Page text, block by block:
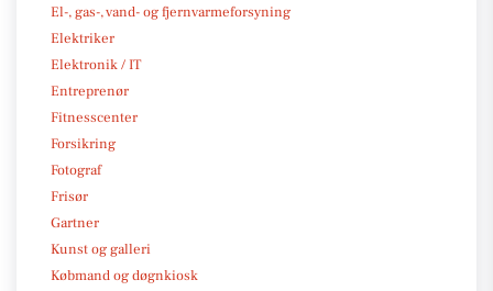
El-, gas-, vand- og fjernvarmeforsyning
Elektriker
Elektronik / IT
Entreprenør
Fitnesscenter
Forsikring
Fotograf
Frisør
Gartner
Kunst og galleri
Købmand og døgnkiosk